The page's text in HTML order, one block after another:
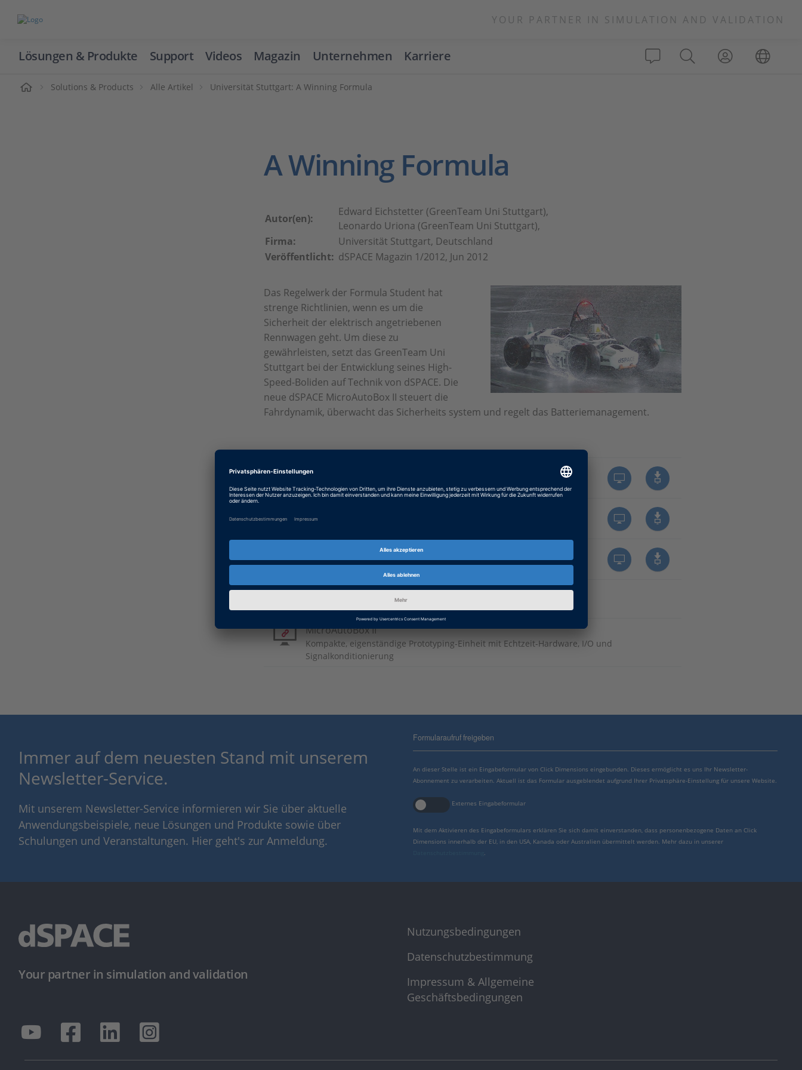
YOUR PARTNER IN SIMULATION AND VALIDATION
Lösungen & Produkte Support Videos Magazin Unternehmen Karriere
Solutions & Products Alle Artikel Universität Stuttgart: A Winning Formula
A Winning Formula
Autor(en):
Edward Eichstetter (GreenTeam Uni Stuttgart),
Leonardo Uriona (GreenTeam Uni Stuttgart),
Firma:
Universität Stuttgart, Deutschland
Veröffentlicht: dSPACE Magazin 1/2012, Jun 2012
Das Regelwerk der Formula Student hat
strenge Richtlinien, wenn es um die
Sicherheit der elektrisch angetriebenen
Rennwagen geht. Um diese zu
gewährleisten, setzt das GreenTeam Uni
Stuttgart bei der Entwicklung seines High-
Speed-Boliden auf Technik von dSPACE. Die
neue dSPACE MicroAutoBox II steuert die
Fahrdynamik, überwacht das Sicherheits system und regelt das Batteriemanagement.
Deutsch: A Winning Formula
PDF, 2140 KB
Japanisch: A Winning Formula
PDF, 3154 KB
MicroAutoBox II
Kompakte, eigenständige Prototyping-Einheit mit Echtzeit-Hardware, I/O und
Signalkonditionierung
Immer auf dem neuesten Stand mit unserem
Newsletter-Service.
Mit unserem Newsletter-Service informieren wir Sie über aktuelle
Anwendungsbeispiele, neue Lösungen und Produkte sowie über
Schulungen und Veranstaltungen. Hier geht's zur Anmeldung.
Formularaufruf freigeben
An dieser Stelle ist ein Eingabeformular von Click Dimensions eingebunden. Dieses ermöglicht es uns Ihr Newsletter-
Abonnement zu verarbeiten. Aktuell ist das Formular ausgeblendet aufgrund Ihrer Privatsphäre-Einstellung für unsere Website.
Externes Eingabeformular
Mit dem Aktivieren des Eingabeformulars erklären Sie sich damit einverstanden, dass personenbezogene Daten an Click
Dimensions innerhalb der EU, in den USA, Kanada oder Australien übermittelt werden. Mehr dazu in unserer
Your partner in simulation and validation
Nutzungsbedingungen
Datenschutzbestimmung
Impressum & Allgemeine
Geschäftsbedingungen